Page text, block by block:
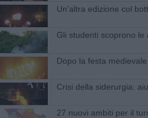
Un'altra edizione col
Gli studenti scoprono le
Dopo la festa
Crisi della siderurgia:
27 nuovi ambiti per il